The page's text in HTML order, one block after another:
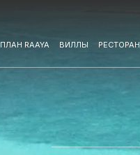
ПЛАН RAAYA ВИЛЛЫ РЕСТОРАН